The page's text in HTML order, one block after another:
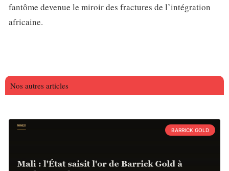
fantôme devenue le miroir des fractures de l’intégration
africaine.
Nos autres articles
BARRICK GOLD